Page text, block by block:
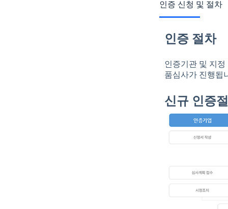
인증 신청 및 절차
인증 절차
인증기관 및 지
품심사가 진행됩
신규 인증